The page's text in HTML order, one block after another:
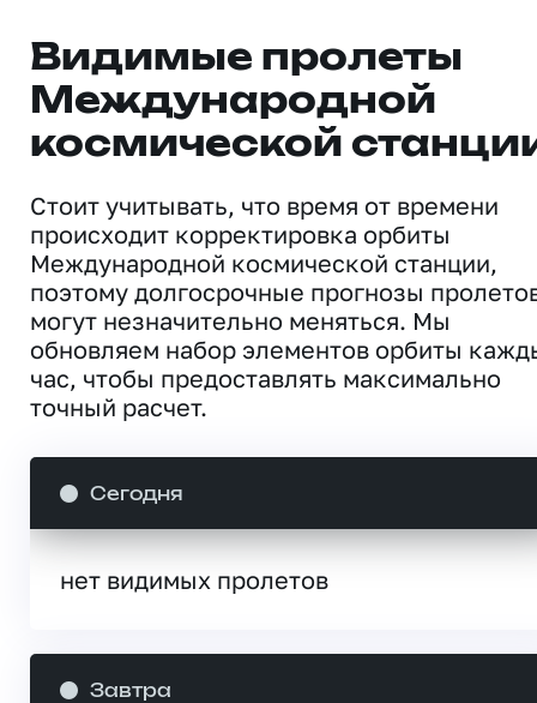
Видимые пролеты
Международной
космической
Стоит учитывать, что время от времени
происходит корректировка орбиты
Международной космической станции,
поэтому долгосрочные прогнозы
могут незначительно меняться. Мы
обновляем набор элементов орбиты
час, чтобы предоставлять максимально
точный расчет.
Сегодня
нет видимых пролетов
Завтра